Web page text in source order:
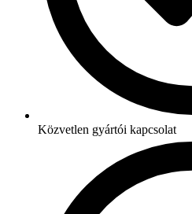
Közvetlen gyártói kapcsolat